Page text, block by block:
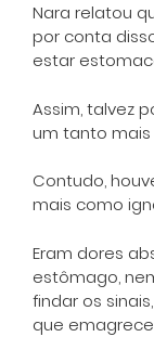
Nara relatou
por conta
estar
Assim, talvez
um tanto
Contudo,
mais como
Eram dores
estômago,
findar os
que